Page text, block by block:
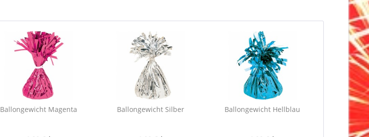
Ballongewicht Magenta Ballongewicht Silber Ballongewicht Hellblau